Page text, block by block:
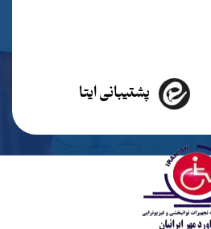
پشتیبانی ایتا